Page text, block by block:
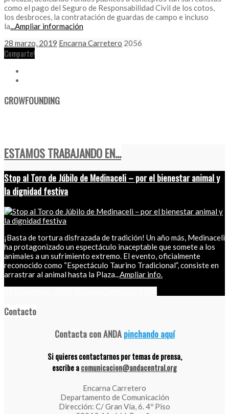
como el pago del Seguro de Responsabilidad Civil de los cotos,
los desbroces, la contratación de guardas de campo e incluso
la...Ampliar información
28 marzo, 2019 Encarna Carretero 2056
Comparte!
CROWFOUNDING
ESTAMOS TRABAJANDO EN...
Stop al Toro de Júbilo de Medinaceli – por el bienestar animal y
la dignidad festiva
¡Basta de tortura disfrazada de tradición! Un año más, Medinaceli
ha protagonizado un espectáculo inaceptable que somete a los
animales a un sufrimiento extremo. El evento, oficialmente
reconocido como “Espectáculo Taurino Tradicional”, consiste en
arrastrar al animal hasta la Plaza...Ampliar info.
Contacto
Contacta con ANDApinchando aquí
Si quieres contactarnos por temas de prensa,
escribe acomunicacion@andacentral.org
Encarna Carretero
Departamento de Comunicación
Dirección: C/ Gran Vía, 6. 4º Piso